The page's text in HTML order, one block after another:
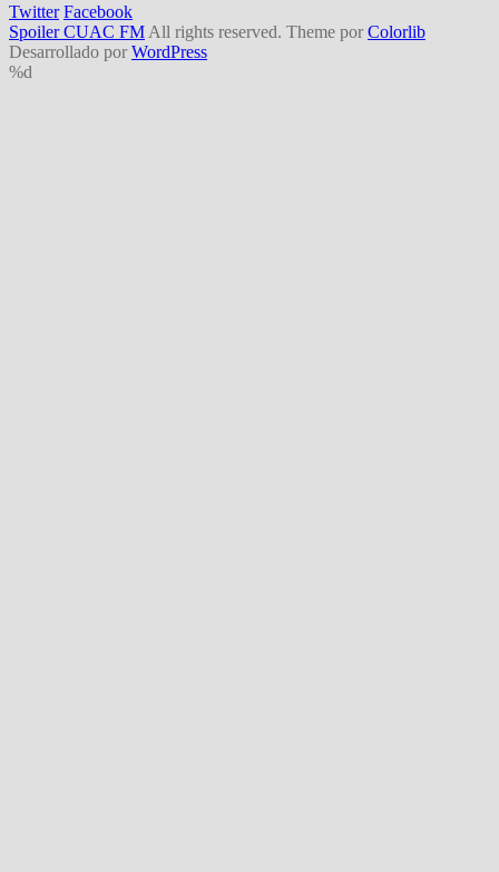
Twitter Facebook
Spoiler CUAC FM All rights reserved. Theme por Colorlib
Desarrollado por WordPress
%d